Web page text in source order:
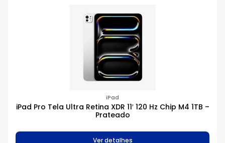
iPad
iPad Pro Tela Ultra Retina XDR 11′ 120 Hz Chip M4 1TB –
Prateado
Ver detalhes